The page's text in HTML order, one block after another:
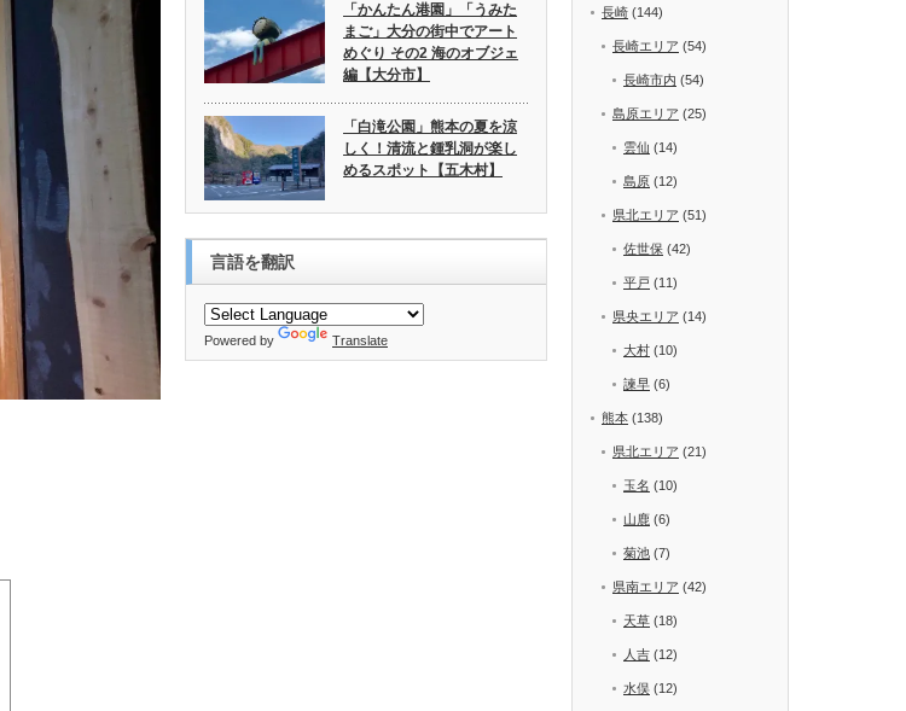
「かんたん港園」「うみた
まご」大分の街中でアート
めぐり その2 海のオブジェ
編【大分市】
「白滝公園」熊本の夏を涼
しく！清流と鍾乳洞が楽し
めるスポット【五木村】
言語を翻訳
Powered by Translate
長崎 (144)
長崎エリア (54)
長崎市内 (54)
島原エリア (25)
雲仙 (14)
島原 (12)
県北エリア (51)
佐世保 (42)
平戸 (11)
県央エリア (14)
大村 (10)
諫早 (6)
熊本 (138)
県北エリア (21)
玉名 (10)
山鹿 (6)
菊池 (7)
県南エリア (42)
天草 (18)
人吉 (12)
水俣 (12)